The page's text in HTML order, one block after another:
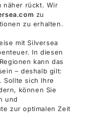
näher rückt. Wir
zu
zu erhalten.
mit Silversea
In diesen
kann das
– deshalb gilt:
Sollte sich Ihre
können Sie
und
zur optimalen Zeit